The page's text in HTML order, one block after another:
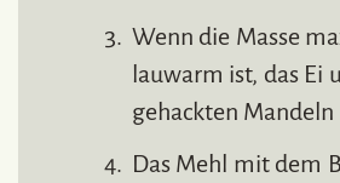
Wenn die Masse
lauwarm ist, das Ei
gehackten
Das Mehl mit dem